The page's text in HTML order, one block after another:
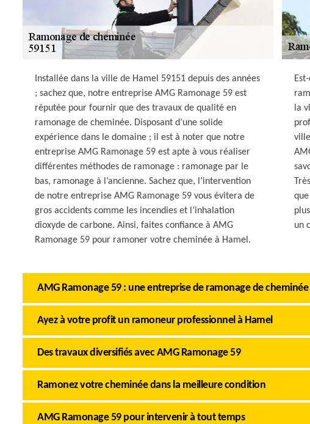
Installée dans la ville de Hamel 59151 depuis des années
; sachez que, notre entreprise AMG Ramonage 59 est
réputée pour fournir que des travaux de qualité en
ramonage de cheminée. Disposant d’une solide
expérience dans le domaine ; il est à noter que notre
entreprise AMG Ramonage 59 est apte à vous réaliser
différentes méthodes de ramonage : ramonage par le
bas, ramonage à l’ancienne. Sachez que, l’intervention
de notre entreprise AMG Ramonage 59 vous évitera de
gros accidents comme les incendies et l’inhalation
dioxyde de carbone. Ainsi, faites confiance à AMG
Ramonage 59 pour ramoner votre cheminée à Hamel.
la
un
AMG Ramonage 59 : une entreprise de ramonage de cheminée
Ayez à votre profit un ramoneur professionnel à Hamel
Des travaux diversifiés avec AMG Ramonage 59
Ramonez votre cheminée dans la meilleure condition
AMG Ramonage 59 pour intervenir à tout temps